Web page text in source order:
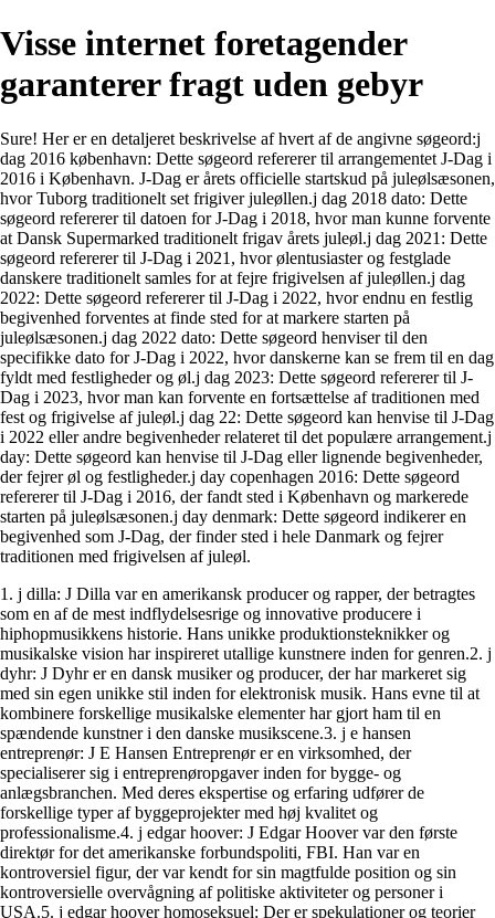
Visse internet foretagender
garanterer fragt uden gebyr
Sure! Her er en detaljeret beskrivelse af hvert af de angivne søgeord:j
dag 2016 københavn: Dette søgeord refererer til arrangementet J-Dag i
2016 i København. J-Dag er årets officielle startskud på juleølsæsonen,
hvor Tuborg traditionelt set frigiver juleøllen.j dag 2018 dato: Dette
søgeord refererer til datoen for J-Dag i 2018, hvor man kunne forvente
at Dansk Supermarked traditionelt frigav årets juleøl.j dag 2021: Dette
søgeord refererer til J-Dag i 2021, hvor ølentusiaster og festglade
danskere traditionelt samles for at fejre frigivelsen af juleøllen.j dag
2022: Dette søgeord refererer til J-Dag i 2022, hvor endnu en festlig
begivenhed forventes at finde sted for at markere starten på
juleølsæsonen.j dag 2022 dato: Dette søgeord henviser til den
specifikke dato for J-Dag i 2022, hvor danskerne kan se frem til en dag
fyldt med festligheder og øl.j dag 2023: Dette søgeord refererer til J-
Dag i 2023, hvor man kan forvente en fortsættelse af traditionen med
fest og frigivelse af juleøl.j dag 22: Dette søgeord kan henvise til J-Dag
i 2022 eller andre begivenheder relateret til det populære arrangement.j
day: Dette søgeord kan henvise til J-Dag eller lignende begivenheder,
der fejrer øl og festligheder.j day copenhagen 2016: Dette søgeord
refererer til J-Dag i 2016, der fandt sted i København og markerede
starten på juleølsæsonen.j day denmark: Dette søgeord indikerer en
begivenhed som J-Dag, der finder sted i hele Danmark og fejrer
traditionen med frigivelsen af juleøl.
1. j dilla: J Dilla var en amerikansk producer og rapper, der betragtes
som en af de mest indflydelsesrige og innovative producere i
hiphopmusikkens historie. Hans unikke produktionsteknikker og
musikalske vision har inspireret utallige kunstnere inden for genren.2. j
dyhr: J Dyhr er en dansk musiker og producer, der har markeret sig
med sin egen unikke stil inden for elektronisk musik. Hans evne til at
kombinere forskellige musikalske elementer har gjort ham til en
spændende kunstner i den danske musikscene.3. j e hansen
entreprenør: J E Hansen Entreprenør er en virksomhed, der
specialiserer sig i entreprenøropgaver inden for bygge- og
anlægsbranchen. Med deres ekspertise og erfaring udfører de
forskellige typer af byggeprojekter med høj kvalitet og
professionalisme.4. j edgar hoover: J Edgar Hoover var den første
direktør for det amerikanske forbundspoliti, FBI. Han var en
kontroversiel figur, der var kendt for sin magtfulde position og sin
kontroversielle overvågning af politiske aktiviteter og personer i
USA.5. j edgar hoover homoseksuel: Der er spekulationer og teorier